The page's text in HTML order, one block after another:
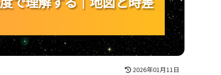
2026年01月11日